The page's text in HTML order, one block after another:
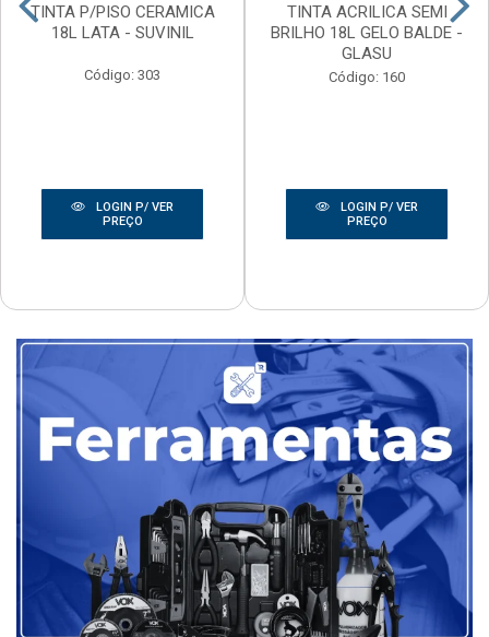
TINTA P/PISO CERAMICA
18L LATA - SUVINIL
Código: 303
LOGIN P/ VER
PREÇO
TINTA ACRILICA SEMI
BRILHO 18L GELO BALDE -
GLASU
Código: 160
LOGIN P/ VER
PREÇO